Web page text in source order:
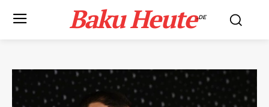
Baku Heute.DE